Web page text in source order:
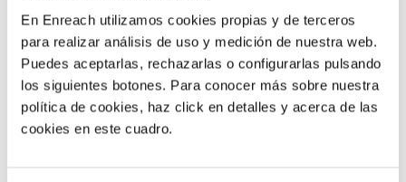
En Enreach utilizamos cookies propias y de terceros
para realizar análisis de uso y medición de nuestra web.
Puedes aceptarlas, rechazarlas o configurarlas pulsando
los siguientes botones. Para conocer más sobre nuestra
política de cookies, haz click en detalles y acerca de las
cookies en este cuadro.
9 métricas de call center para medir
la satisfacción del cliente
11/06/2026